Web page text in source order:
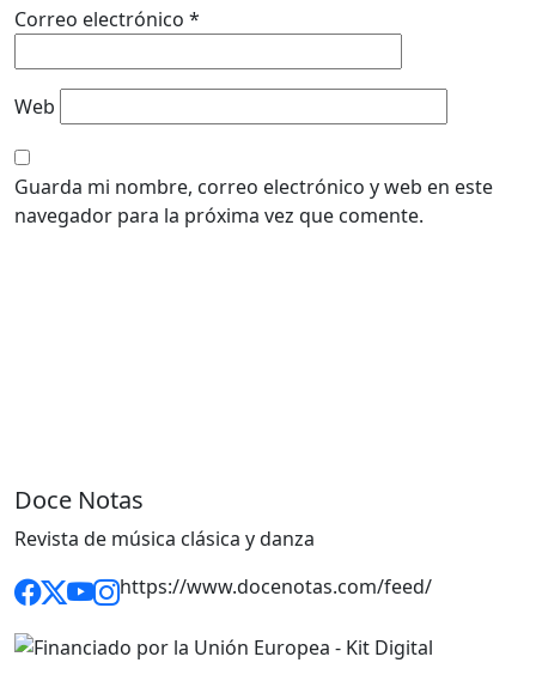
Correo electrónico *
Web
Guarda mi nombre, correo electrónico y web en este
navegador para la próxima vez que comente.
Doce Notas
Revista de música clásica y danza
https://www.docenotas.com/feed/